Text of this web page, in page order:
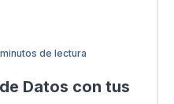
de lectura
Datos con tus